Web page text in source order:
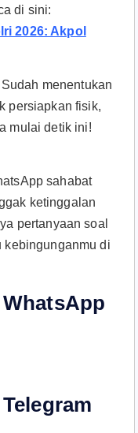
di sini:
2026: Akpol
menentukan
persiapkan fisik,
mulai detik ini!
sahabat
ketinggalan
pertanyaan soal
kebingunganmu di